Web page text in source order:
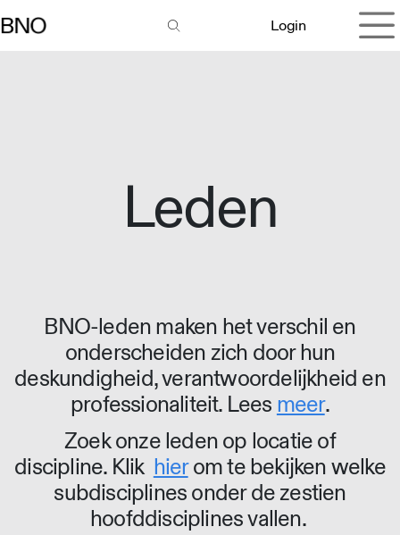
Login
Leden
BNO-leden maken het verschil en
onderscheiden zich door hun
deskundigheid, verantwoordelijkheid en
professionaliteit. Lees meer.
Zoek onze leden op locatie of
discipline. Klik hierom te bekijken welke
subdisciplines onder de zestien
hoofddisciplines vallen.